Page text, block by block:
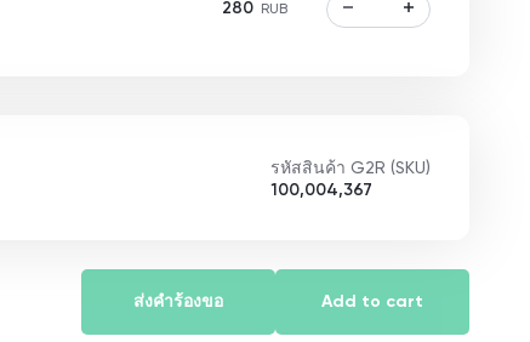
280 RUB
รหัสสินค้า G2R (SKU)
100,004,367
ส่งคำร้องขอ Add to cart